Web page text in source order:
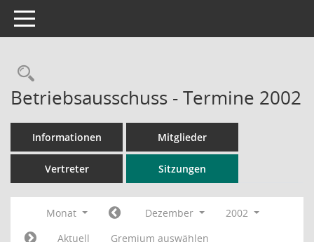
Toggle navigation
Rechercheauswahl
Betriebsausschuss - Termine 2002
Informationen Mitglieder
Vertreter Sitzungen
Monat Dezember
2002
Aktuell
Gremium auswählen